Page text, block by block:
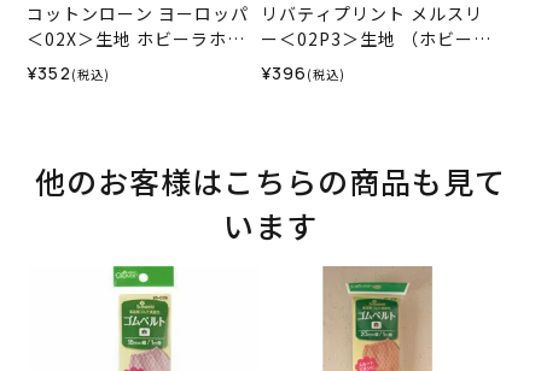
コットンローン ヨーロッパ
＜02X＞生地 ホビーラホビ
ーレデザインコレクション
¥352 (税込)
リバティプリント メルスリ
ー＜02P3＞生地 （ホビーラ
ホビーレオリジナル）2026
SS★復刻色
¥396 (税込)
他のお客様はこちらの商品も見て
います